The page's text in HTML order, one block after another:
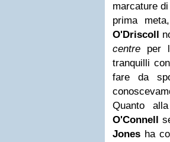
marcature
prima
O'Driscoll
centre per
tranquilli
fare da
Quanto
O'Connell
Jones ha